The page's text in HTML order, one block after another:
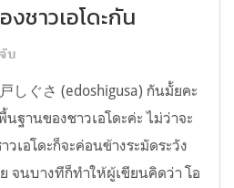
ชาวเอโดะกัน
บ
しぐさ (edoshigusa) กันมั้ยคะ
ฐานของชาวเอโดะค่ะ ไม่ว่าจะ
เอโดะก็จะค่อนข้างระมัดระวัง
จนบางทีก็ทำให้ผู้เขียนคิดว่า โอ